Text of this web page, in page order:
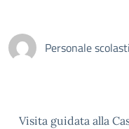
Personale
Visita guidata alla